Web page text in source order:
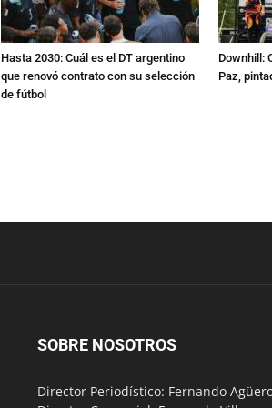
Hasta 2030: Cuál es el DT argentino
que renovó contrato con su selección
de fútbol
Downhill:
Paz,
SOBRE NOSOTROS
Director Periodístico: Fernando